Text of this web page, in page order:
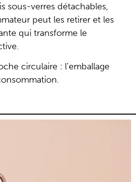
sous-verres détachables,
peut les retirer et les
qui transforme le
circulaire : l’emballage